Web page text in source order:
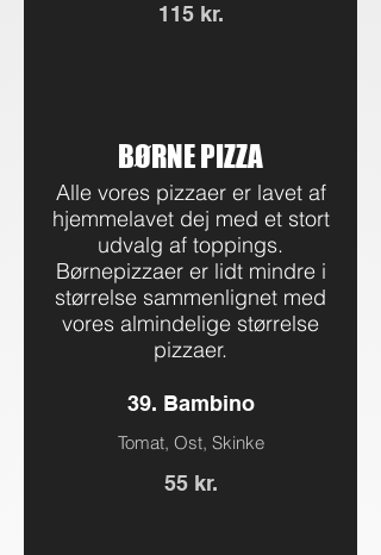
115 kr.
BØRNE PIZZA
Alle vores pizzaer er lavet af
hjemmelavet dej med et stort
udvalg af toppings.
Børnepizzaer er lidt mindre i
størrelse sammenlignet med
vores almindelige størrelse
pizzaer.
39. Bambino
Tomat, Ost, Skinke
55 kr.